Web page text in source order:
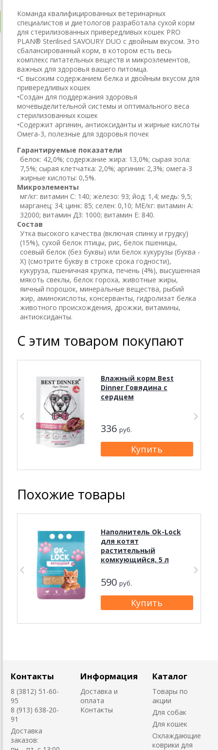
Команда квалифицированных ветеринарных
специалистов и диетологов разработала сухой корм
для стерилизованных привередливых кошек PRO
PLAN® Sterilised SAVOURY DUO с двойным вкусом. Это
сбалансированный корм, в котором есть весь
комплекс питательных веществ и микроэлементов,
важных для здоровья вашего питомца.
•С высоким содержанием белка и двойным вкусом для
привередливых кошек
•Создан для поддержания здоровья
мочевыделительной системы и оптимального веса
стерилизованных кошек
•Содержит аргинин, антиоксиданты и жирные кислоты
Омега-3, полезные для здоровья почек
Гарантируемые показатели
белок: 42,0%; содержание жира: 13,0%; сырая зола:
7,5%; сырая клетчатка: 2,0%; аргинин: 2,3%; омега-3
жирные кислоты: 0,5%.
Микроэлементы
мг/кг: витамин C: 140; железо: 93; йод: 1,4; медь: 9,5;
марганец: 34; цинк: 85; селен: 0,10; МЕ/кг: витамин А:
32000; витамин Д3: 1000; витамин Е: 840.
Состав
Утка высокого качества (включая спинку и грудку)
(15%), сухой белок птицы, рис, белок пшеницы,
соевый белок (без буквы) или белок кукурузы (буква -
Х) (смотрите букву в строке срока годности),
кукуруза, пшеничная крупка, печень (4%), высушенная
мякоть свеклы, белок гороха, животные жиры,
яичный порошок, минеральные вещества, рыбий
жир, аминокислоты, консерванты, гидролизат белка
животного происхождения, дрожжи, витамины,
антиоксиданты.
С этим товаром покупают
Влажный корм Best
Dinner Говядина с
сердцем
336 руб.
Похожие товары
Наполнитель Ok-Lock
для котят
растительный
комкующийся, 5 л
590 руб.
Контакты
8 (3812) 51-60-
95
8 (913) 638-20-
91
Доставка
заказов:
Информация
Доставка и
оплата
Контакты
Каталог
Товары по
акции
Для собак
Для кошек
Охлаждающие
коврики для